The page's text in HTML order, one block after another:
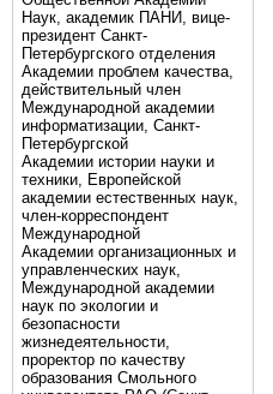
Наук, академик ПАНИ, вице-
президент Санкт-
Петербургского отделения
Академии проблем качества,
действительный член
Международной академии
информатизации, Санкт-
Петербургской
Академии истории науки и
техники, Европейской
академии естественных наук,
член-корреспондент
Международной
Академии организационных и
управленческих наук,
Международной академии
наук по экологии и
безопасности
жизнедеятельности,
проректор по качеству
образования Смольного